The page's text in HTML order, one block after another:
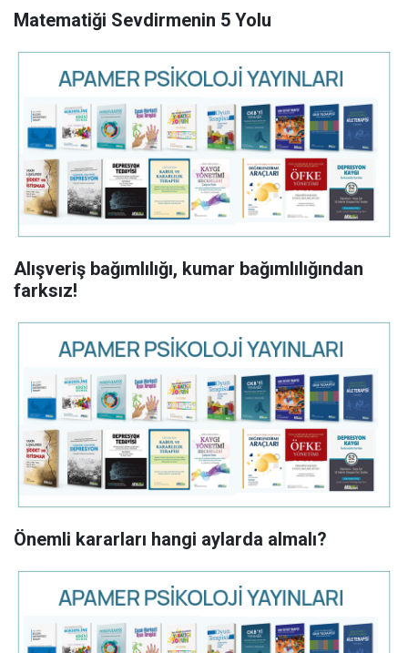
Matematiği Sevdirmenin 5 Yolu
Alışveriş bağımlılığı, kumar bağımlılığından
farksız!
Önemli kararları hangi aylarda almalı?